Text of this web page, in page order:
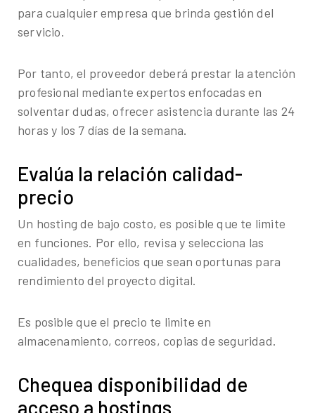
para cualquier empresa que brinda gestión del
servicio.
Por tanto, el proveedor deberá prestar la atención
profesional mediante expertos enfocadas en
solventar dudas, ofrecer asistencia durante las 24
horas y los 7 días de la semana.
Evalúa la relación calidad-
precio
Un hosting de bajo costo, es posible que te limite
en funciones. Por ello, revisa y selecciona las
cualidades, beneficios que sean oportunas para
rendimiento del proyecto digital.
Es posible que el precio te limite en
almacenamiento, correos, copias de seguridad.
Chequea disponibilidad de
acceso a hostings